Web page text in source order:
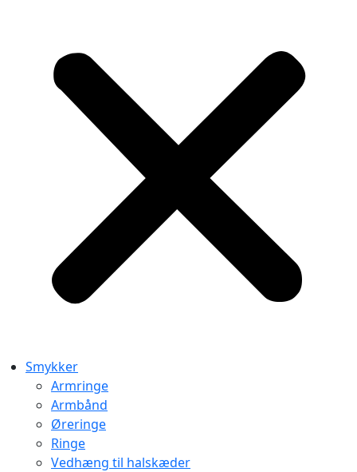
Smykker
Armringe
Armbånd
Øreringe
Ringe
Vedhæng til halskæder